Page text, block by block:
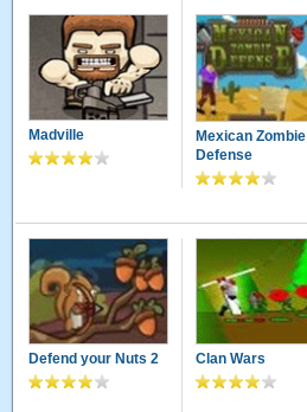
Madville
Mexican Zombie
Defense
Defend your Nuts 2 Clan Wars